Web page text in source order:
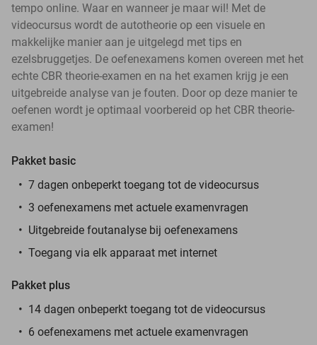
tempo online. Waar en wanneer je maar wil! Met de
videocursus wordt de autotheorie op een visuele en
makkelijke manier aan je uitgelegd met tips en
ezelsbruggetjes. De oefenexamens komen overeen met het
echte CBR theorie-examen en na het examen krijg je een
uitgebreide analyse van je fouten. Door op deze manier te
oefenen wordt je optimaal voorbereid op het CBR theorie-
examen!
Pakket basic
7 dagen onbeperkt toegang tot de videocursus
3 oefenexamens met actuele examenvragen
Uitgebreide foutanalyse bij oefenexamens
Toegang via elk apparaat met internet
Pakket plus
14 dagen onbeperkt toegang tot de videocursus
6 oefenexamens met actuele examenvragen